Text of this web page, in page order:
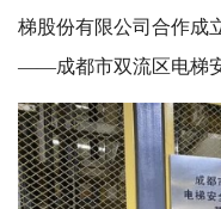
梯股份有限公司合作成
——成都市双流区电梯